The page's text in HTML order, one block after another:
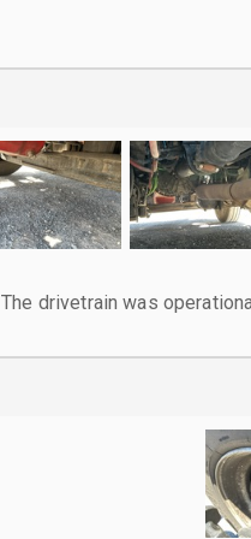
The drivetrain was